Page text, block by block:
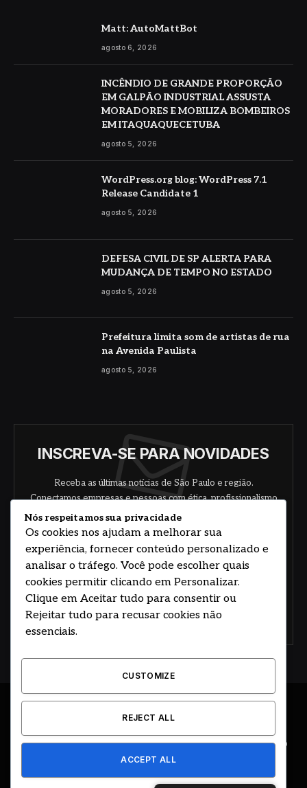
Matt: AutoMattBot
agosto 6, 2026
INCÊNDIO DE GRANDE PROPORÇÃO
EM GALPÃO INDUSTRIAL ASSUSTA
MORADORES E MOBILIZA BOMBEIROS
EM ITAQUAQUECETUBA
agosto 5, 2026
WordPress.org blog: WordPress 7.1
Release Candidate 1
agosto 5, 2026
DEFESA CIVIL DE SP ALERTA PARA
MUDANÇA DE TEMPO NO ESTADO
agosto 5, 2026
Prefeitura limita som de artistas de rua
na Avenida Paulista
agosto 5, 2026
INSCREVA-SE PARA NOVIDADES
Receba as últimas notícias de São Paulo e região.
Conectamos empresas e pessoas com ética, profissionalismo
e responsabilidade.
Concorde com nossos termos e acordo de
© 2026 DESENVOLVIDO POR HOSTING PRIME BRASIL
ÚLTIMAS NOTÍCIAS DESTAQUES
CIDADE E REGIÃO
EDITORIAL EVENTOS
Nós respeitamos sua privacidade
Os cookies nos ajudam a melhorar sua
experiência, fornecer conteúdo personalizado e
analisar o tráfego. Você pode escolher quais
cookies permitir clicando em Personalizar.
Clique em Aceitar tudo para consentir ou
Rejeitar tudo para recusar cookies não
essenciais.
CUSTOMIZE
REJECT ALL
ACCEPT ALL